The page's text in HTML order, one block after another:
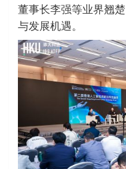
董事长李强等业界翘
与发展机遇。